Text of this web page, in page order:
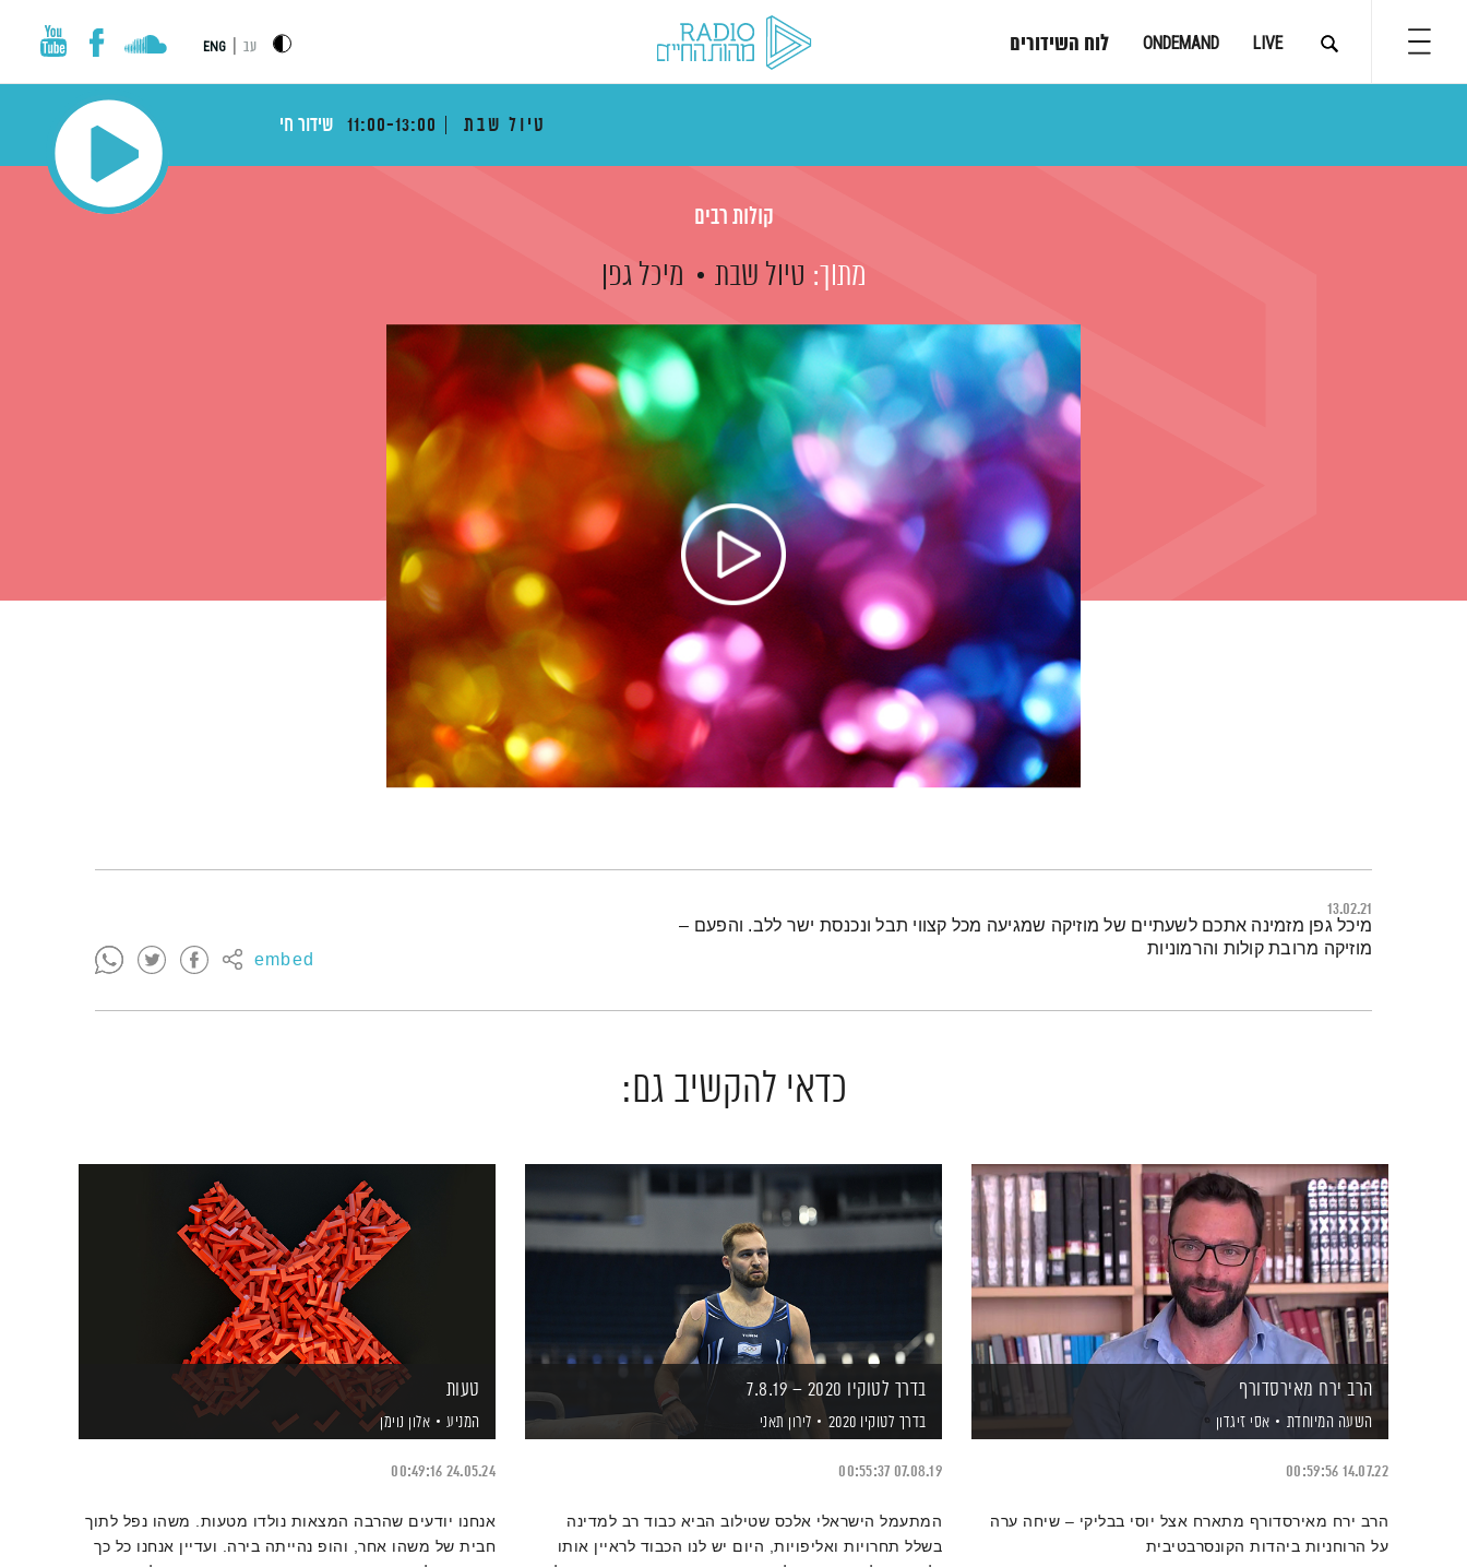
LIVE
ONDEMAND לוח השידורים עב ENG
טיול שבת 11:00-13:00 שידור חי
קולות רבים
מתוך: טיול שבת מיכל גפן
13.02.21
embed
תמצית הפודקאסט
מיכל גפן מזמינה אתכם לשעתיים של מוזיקה שמגיעה מכל קצווי תבל ונכנסת ישר ללב. והפעם –
מוזיקה מרובת קולות והרמוניות
כדאי להקשיב גם:
הרב ירח מאירסדורף
השעה המיוחדת אסי זיגדון
14.07.22
00:59:56
הרב ירח מאירסדורף מתארח אצל יוסי בבליקי – שיחה ערה
על הרוחניות ביהדות הקונסרבטיבית
בדרך לטוקיו 2020 – 7.8.19
בדרך לטוקיו 2020 לירון תאני
07.08.19
00:55:37
המתעמל הישראלי אלכס שטילוב הביא כבוד רב למדינה
בשלל תחרויות ואליפויות, היום יש לנו הכבוד לראיין אותו
טעות
המניע אלון נוימן
24.05.24
00:49:16
אנחנו יודעים שהרבה המצאות נולדו מטעות. משהו נפל לתוך
חבית של משהו אחר, והופ נהייתה בירה. ועדיין אנחנו כל כך